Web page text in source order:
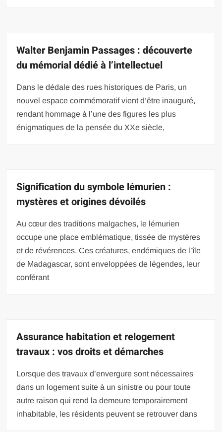
Walter Benjamin Passages : découverte
du mémorial dédié à l’intellectuel
Dans le dédale des rues historiques de Paris, un
nouvel espace commémoratif vient d’être inauguré,
rendant hommage à l’une des figures les plus
énigmatiques de la pensée du XXe siècle,
Signification du symbole lémurien :
mystères et origines dévoilés
Au cœur des traditions malgaches, le lémurien
occupe une place emblématique, tissée de mystères
et de révérences. Ces créatures, endémiques de l’île
de Madagascar, sont enveloppées de légendes, leur
conférant
Assurance habitation et relogement
travaux : vos droits et démarches
Lorsque des travaux d’envergure sont nécessaires
dans un logement suite à un sinistre ou pour toute
autre raison qui rend la demeure temporairement
inhabitable, les résidents peuvent se retrouver dans